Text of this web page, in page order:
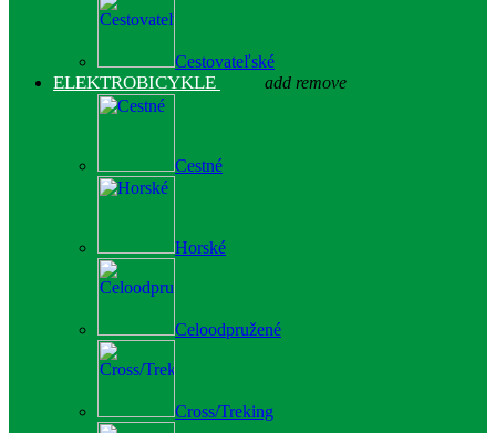
Cestovateľské
ELEKTROBICYKLE add remove
Cestné
Horské
Celoodpružené
Cross/Treking